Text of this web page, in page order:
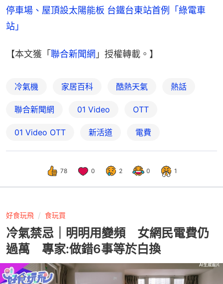
停車場、屋頂設太陽能板 台鐵台東站首例「綠電車
站」
【本文獲「 聯合新聞網 」授權轉載。】
冷氣機 家居百科 酷熱天氣 熱話
聯合新聞網 01 Video OTT
01‌ ‌Video‌ ‌OTT 新活道 電費
78 0 2 0 1
好食玩飛 食玩買
冷氣禁忌｜明明用變頻 女網民電費仍
過萬 專家:做錯6事等於白換